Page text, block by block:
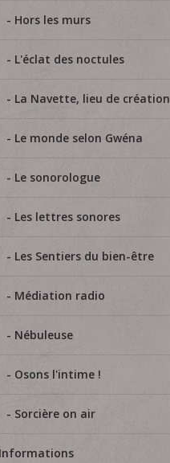
Hors les murs
L'éclat des noctules
La Navette, lieu de création
Le monde selon Gwéna
Le sonorologue
Les lettres sonores
Les Sentiers du bien-être
Médiation radio
Nébuleuse
Osons l'intime !
Sorcière on air
Informations